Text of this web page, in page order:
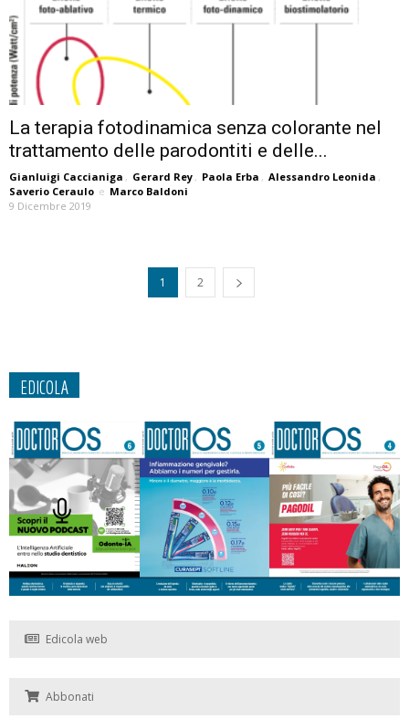
La terapia fotodinamica senza colorante nel
trattamento delle parodontiti e delle...
Gianluigi Caccianiga , Gerard Rey , Paola Erba , Alessandro Leonida ,
Saverio Ceraulo e Marco Baldoni
9 Dicembre 2019
1 2
EDICOLA
Edicola web
Abbonati